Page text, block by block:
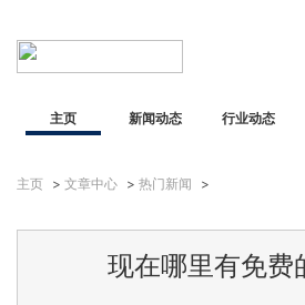
主页 新闻动态 行业动态
主页 > 文章中心 > 热门新闻 >
现在哪里有免费